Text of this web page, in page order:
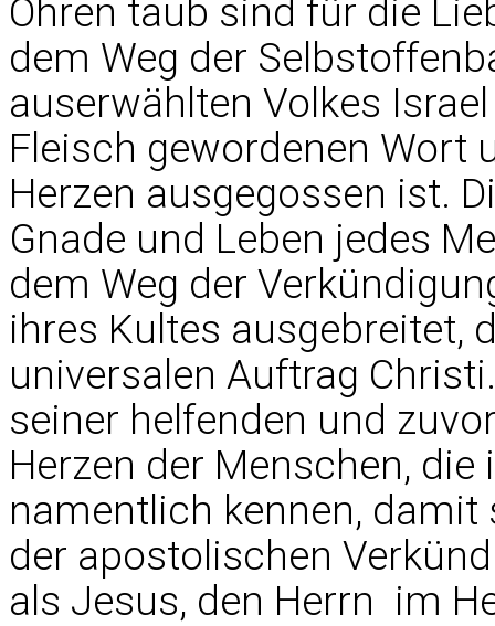
Ohren taub sind für die
dem Weg der
auserwählten Volkes
Fleisch gewordenen Wort
Herzen ausgegossen ist.
Gnade und Leben jedes
dem Weg der
ihres Kultes ausgebreitet,
universalen Auftrag
seiner helfenden und
Herzen der Menschen,
namentlich kennen,
der apostolischen
als Jesus, den Herrn  im